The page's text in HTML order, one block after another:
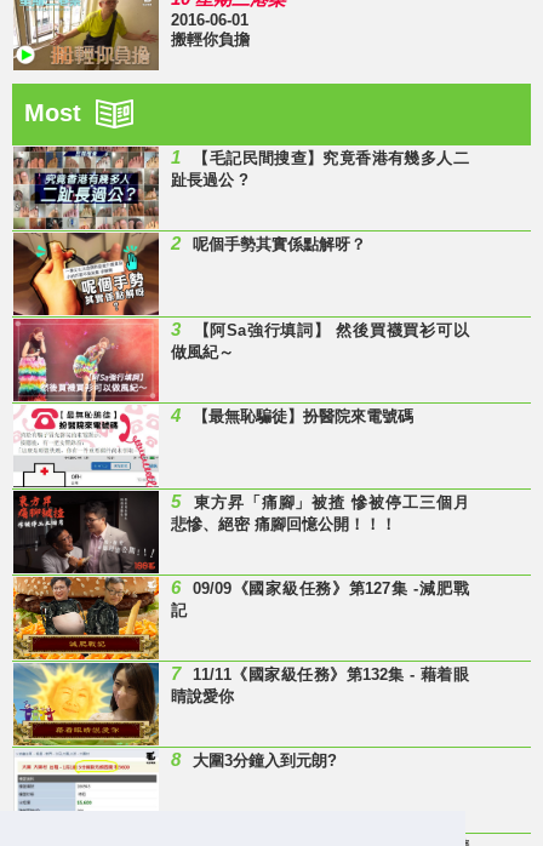
2016-06-01
搬輕你負擔
Most
1
【毛記民間搜查】究竟香港有幾多人二
趾長過公 ?
2 呢個手勢其實係點解呀？
3
【阿Sa強行填詞】 然後買襪買衫可以
做風紀～
4 【最無恥騙徒】扮醫院來電號碼
5
東方昇「痛腳」被揸 慘被停工三個月
悲慘、絕密 痛腳回憶公開！！！
6
09/09《國家級任務》第127集 -減肥戰
記
7
11/11《國家級任務》第132集 - 藉着眼
睛說愛你
8 大圍3分鐘入到元朗?